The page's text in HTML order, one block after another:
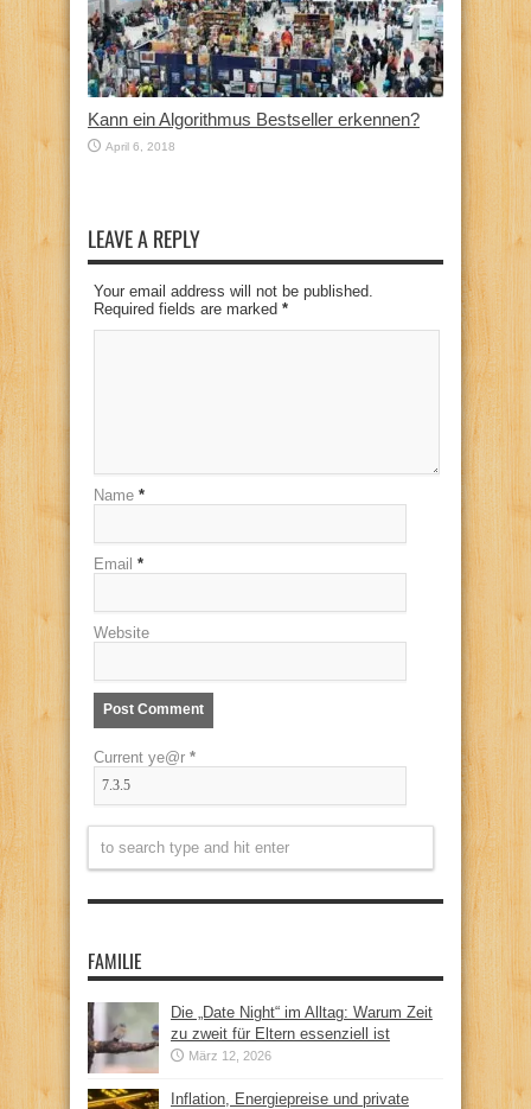
Kann ein Algorithmus Bestseller erkennen?
April 6, 2018
LEAVE A REPLY
Your email address will not be published.
Required fields are marked *
Name *
Email *
Website
Current ye@r *
FAMILIE
Die „Date Night“ im Alltag: Warum Zeit
zu zweit für Eltern essenziell ist
März 12, 2026
Inflation, Energiepreise und private